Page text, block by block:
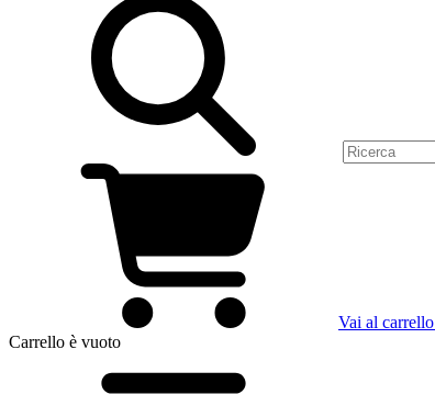
Vai al carrello
Carrello è vuoto